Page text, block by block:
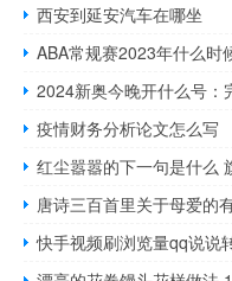
西安到延安汽车在哪坐
ABA常规赛2023年什么时
2024新奥今晚开什么号：
疫情财务分析论文怎么写
红尘嚣嚣的下一句是什么
唐诗三百首里关于母爱的
快手视频刷浏览量qq说说